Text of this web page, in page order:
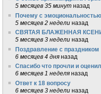
5 месяцев 35 минут назад
Почему с эмоциональностью
5 месяцев 2 недели назад
СВЯТАЯ БЛАЖЕННАЯ
5 месяцев 3 недели назад
Поздравление с праздником
6 месяцев 4 дня назад
Спасибо что прочли и
6 месяцев 1 неделя назад
Ответ к 18 вопросу
6 месяцев 3 недели назад